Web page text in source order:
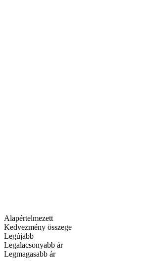
Alapértelmezett
Kedvezmény összege
Legújabb
Legalacsonyabb ár
Legmagasabb ár